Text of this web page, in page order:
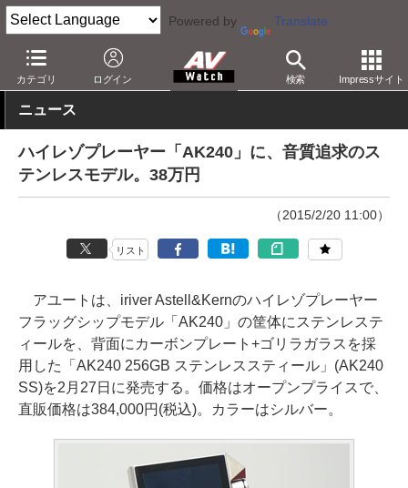
Powered by Translate
カテゴリ ログイン 検索 Impressサイト
AV Watch 製品 ポータブルオーディオ Astell & Kern
ニュース
ハイレゾプレーヤー「AK240」に、音質追求のス
テンレスモデル。38万円
（2015/2/20 11:00）
リスト
アユートは、iriver Astell&Kernのハイレゾプレーヤー
フラッグシップモデル「AK240」の筐体にステンレステ
ィールを、背面にカーボンプレート+ゴリラガラスを採
用した「AK240 256GB ステンレススティール」(AK240
SS)を2月27日に発売する。価格はオープンプライスで、
直販価格は384,000円(税込)。カラーはシルバー。